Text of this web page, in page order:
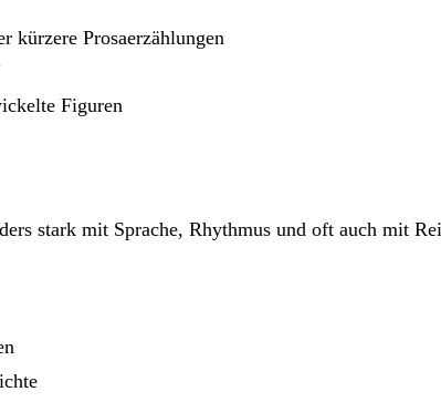
kürzere Prosaerzählungen
Figuren
stark mit Sprache, Rhythmus und oft auch mit